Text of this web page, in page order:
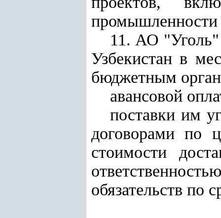
промышленности
11. АО "Уголь"
Узбекистан в
бюджетным
авансовой
поставки им
договорами по
стоимости
обязательств по